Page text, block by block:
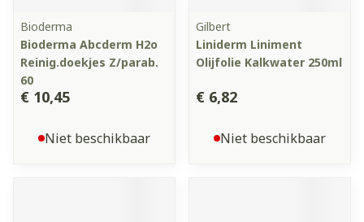
Bioderma
Bioderma Abcderm H2o
Reinig.doekjes Z/parab.
60
€ 10,45
Niet beschikbaar
Gilbert
Liniderm Liniment
Olijfolie Kalkwater 250ml
€ 6,82
Niet beschikbaar